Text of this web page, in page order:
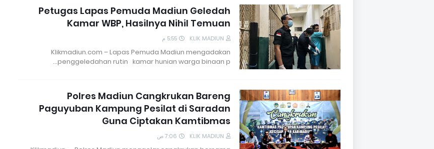
Petugas Lapas Pemuda Madiun Geledah
Kamar WBP, Hasilnya Nihil Temuan
KLIK MADIUN 5:55 م
Klikmadiun.com – Lapas Pemuda Madiun mengadakan
penggeledahan rutin kamar hunian warga binaan p…
Polres Madiun Cangkrukan Bareng
Paguyuban Kampung Pesilat di Saradan
Guna Ciptakan Kamtibmas
KLIK MADIUN 7:06 ص